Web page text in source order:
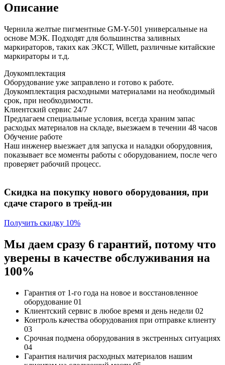
Описание
Чернила желтые пигментные GM-Y-501 универсальные на
основе МЭК. Подходят для большинства заливных
маркираторов, таких как ЭКСТ, Willett, различные китайские
маркираторы и т.д.
Доукомплектация
Оборудование уже заправлено и готово к работе.
Доукомплектация расходными материалами на необходимый
срок, при необходимости.
Клиентский сервис 24/7
Предлагаем специальные условия, всегда храним запас
расходых материалов на складе, выезжаем в течении 48 часов
Обучение работе
Наш инженер выезжает для запуска и наладки оборудовния,
показывает все моменты работы с оборудованием, после чего
проверяет рабочий процесс.
Скидка на покупку нового оборудования, при
сдаче старого в трейд-ин
Получить скидку 10%
Мы даем сразу 6 гарантий, потому что
уверены в качестве обслуживания на
100%
Гарантия от 1-го года на новое и восстановленное
оборудование 01
Клиентский сервис в любое время и день недели 02
Контроль качества оборудования при отправке клиенту
03
Срочная подмена оборудования в экстренных ситуациях
04
Гарантия наличия расходных материалов нашим